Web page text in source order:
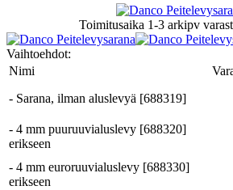
Toimitusaika 1-3 arkipv
Vaihtoehdot:
Nimi
- Sarana, ilman aluslevyä [688319]
- 4 mm puuruuvialuslevy [688320]
erikseen
- 4 mm euroruuvialuslevy [688330]
erikseen